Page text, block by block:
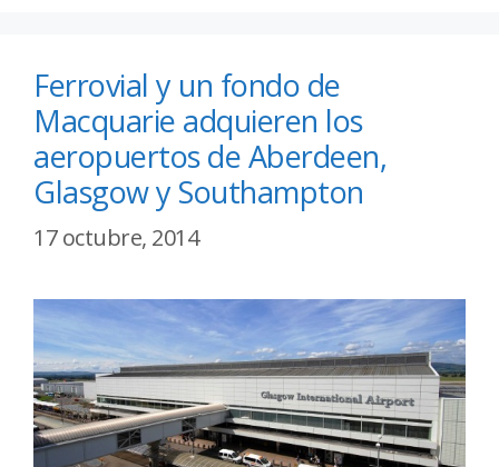
Ferrovial y un fondo de
Macquarie adquieren los
aeropuertos de Aberdeen,
Glasgow y Southampton
17 octubre, 2014